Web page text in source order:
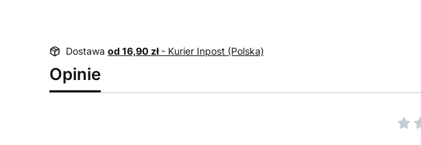
Dostawa od 16,90 zł - Kurier Inpost (Polska)
Opinie